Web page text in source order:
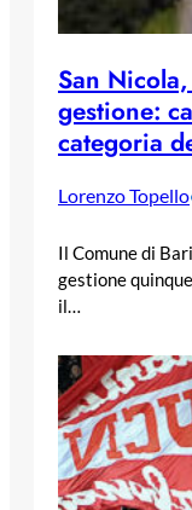
San
gestione:
categoria
Lorenzo Topello
Il Comune di
gestione
il…